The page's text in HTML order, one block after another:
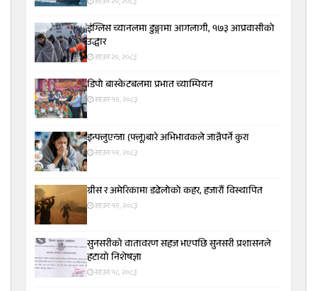
इंग्लिस च्यानलमा डुङ्गामा आगलागी, १७३ आप्रवासीको
उद्धार
साउन २०, २०८३
डिपो बास्केटबलमा प्रभात च्याम्पियन
साउन १९, २०८३
इन्फ्लुएन्जा (फ्लू)बारे अभिभावकले जान्नैपर्ने कुरा
साउन १९, २०८३
ग्रीस र अमेरिकामा डढेलोको कहर, हजारौं विस्थापित
साउन १९, २०८३
सुनसरीकाे वातावरण सहज भएपछि सुनसरी प्रशासनले
हटायाे निशेषज्ञा
साउन १८, २०८३